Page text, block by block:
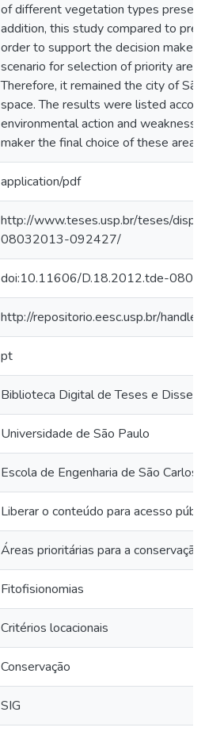
of different vegetation types
addition, this study compared to
order to support the decision maker
scenario for selection of priority
Therefore, it remained the city of
space. The results were listed
environmental action and
maker the final choice of these areas.
application/pdf
http://www.teses.usp.br/teses/
08032013-092427/
doi:10.11606/D.18.2012.tde-
http://repositorio.eesc.usp.br/
pt
Biblioteca Digital de Teses e
Universidade de São Paulo
Escola de Engenharia de São Carlos
Liberar o conteúdo para acesso
Áreas prioritárias para a conservação
Fitofisionomias
Critérios locacionais
Conservação
SIG